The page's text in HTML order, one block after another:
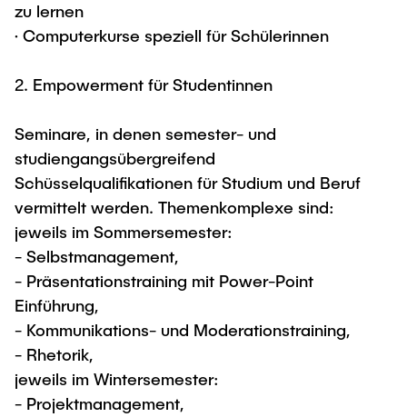
zu lernen
· Computerkurse speziell für Schülerinnen
2. Empowerment für Studentinnen
Seminare, in denen semester- und
studiengangsübergreifend
Schüsselqualifikationen für Studium und Beruf
vermittelt werden. Themenkomplexe sind:
jeweils im Sommersemester:
- Selbstmanagement,
- Präsentationstraining mit Power-Point
Einführung,
- Kommunikations- und Moderationstraining,
- Rhetorik,
jeweils im Wintersemester:
- Projektmanagement,